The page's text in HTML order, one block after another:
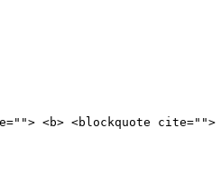
<b> <blockquote cite="">